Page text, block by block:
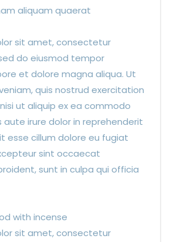
aliquam quaerat
sit amet, consectetur
do eiusmod tempor
et dolore magna aliqua. Ut
quis nostrud exercitation
ut aliquip ex ea commodo
aute irure dolor in reprehenderit
esse cillum dolore eu fugiat
sint occaecat
sunt in culpa qui officia
with incense
sit amet, consectetur